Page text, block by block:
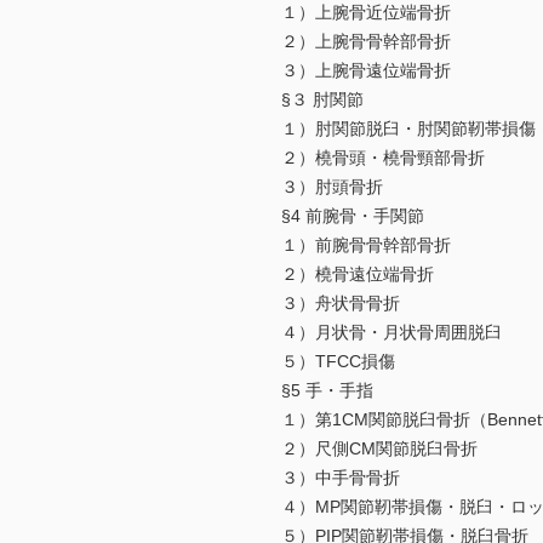
１）上腕骨近位端骨折
２）上腕骨骨幹部骨折
３）上腕骨遠位端骨折
§３ 肘関節
１）肘関節脱臼・肘関節靭帯損傷
２）橈骨頭・橈骨頸部骨折
３）肘頭骨折
§4 前腕骨・手関節
１）前腕骨骨幹部骨折
２）橈骨遠位端骨折
３）舟状骨骨折
４）月状骨・月状骨周囲脱臼
５）TFCC損傷
§5 手・手指
１）第1CM関節脱臼骨折（
２）尺側CM関節脱臼骨折
３）中手骨骨折
４）MP関節靭帯損傷・脱臼・ロ
５）PIP関節靭帯損傷・脱臼骨折